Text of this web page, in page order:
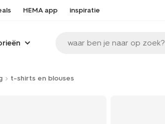
HEMA app inspiratie
waar ben je naar op zoek?
t-shirts en blouses